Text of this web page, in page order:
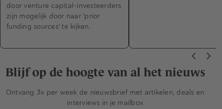
door venture capital-investeerders
zijn mogelijk door naar 'prior
funding sources' te kijken.
Blijf op de hoogte van al het nieuws
Ontvang 3x per week de nieuwsbrief met artikelen, deals en
interviews in je mailbox